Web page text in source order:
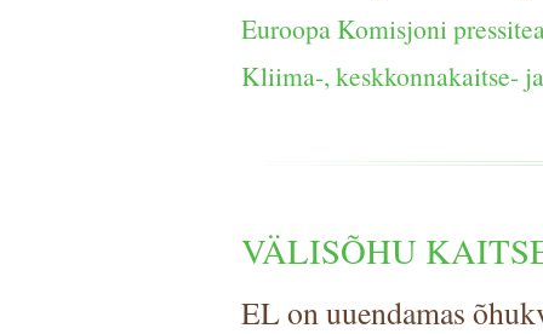
Euroopa Komisjoni
Kliima-, keskkonnakaitse-
VÄLISÕHU
EL on uuendamas